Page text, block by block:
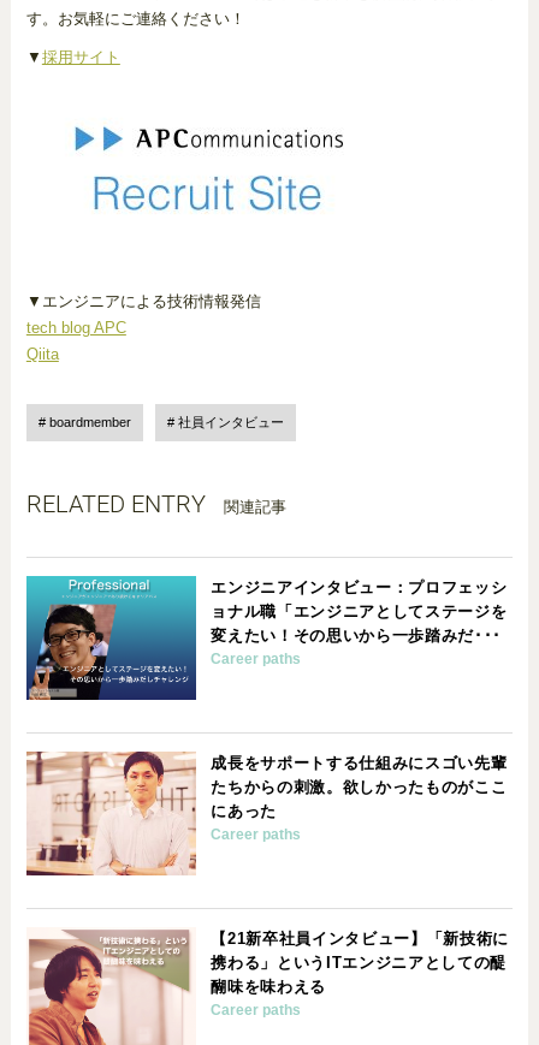
す。お気軽にご連絡ください！
▼ 採用サイト
▼エンジニアによる技術情報発信
tech blog APC
Qiita
boardmember 社員インタビュー
RELATED ENTRY 関連記事
エンジニアインタビュー：プロフェッシ
ョナル職「エンジニアとしてステージを
変えたい！その思いから一歩踏みだ･･･
Career paths
成長をサポートする仕組みにスゴい先輩
たちからの刺激。欲しかったものがここ
にあった
Career paths
【21新卒社員インタビュー】「新技術に
携わる」というITエンジニアとしての醍
醐味を味わえる
Career paths